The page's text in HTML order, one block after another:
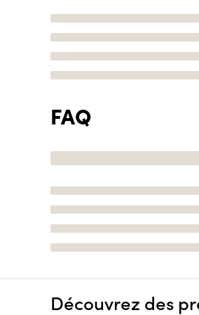
FAQ
Découvrez des